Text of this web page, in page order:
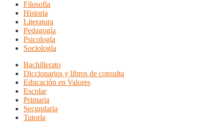
Filosofía
Historia
Literatura
Pedagogía
Psicología
Sociología
Bachillerato
Diccionarios y libros de consulta
Educación en Valores
Escolar
Primaria
Secundaria
Tutoría